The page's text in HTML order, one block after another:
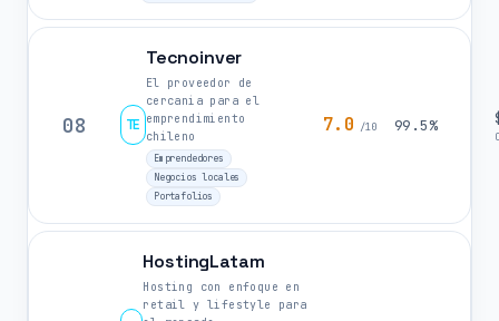
08 TE
Tecnoinver
El proveedor de
cercania para el
emprendimiento
chileno
Emprendedores
Negocios locales
Portafolios
7.0 /10 99.5%
HostingLatam
Hosting con enfoque en
retail y lifestyle para